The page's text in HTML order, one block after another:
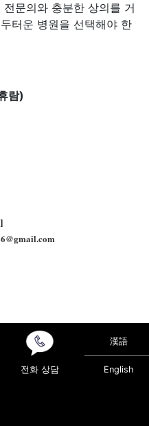
문의와 충분한 상의를 거
터운 병원을 선택해야 한
람)
@gmail.com
두려워 망설이고 계신가
전화 상담
漢語
English